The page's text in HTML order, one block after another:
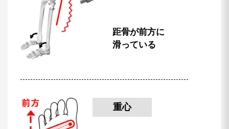
距骨が前方に
滑っている
重心